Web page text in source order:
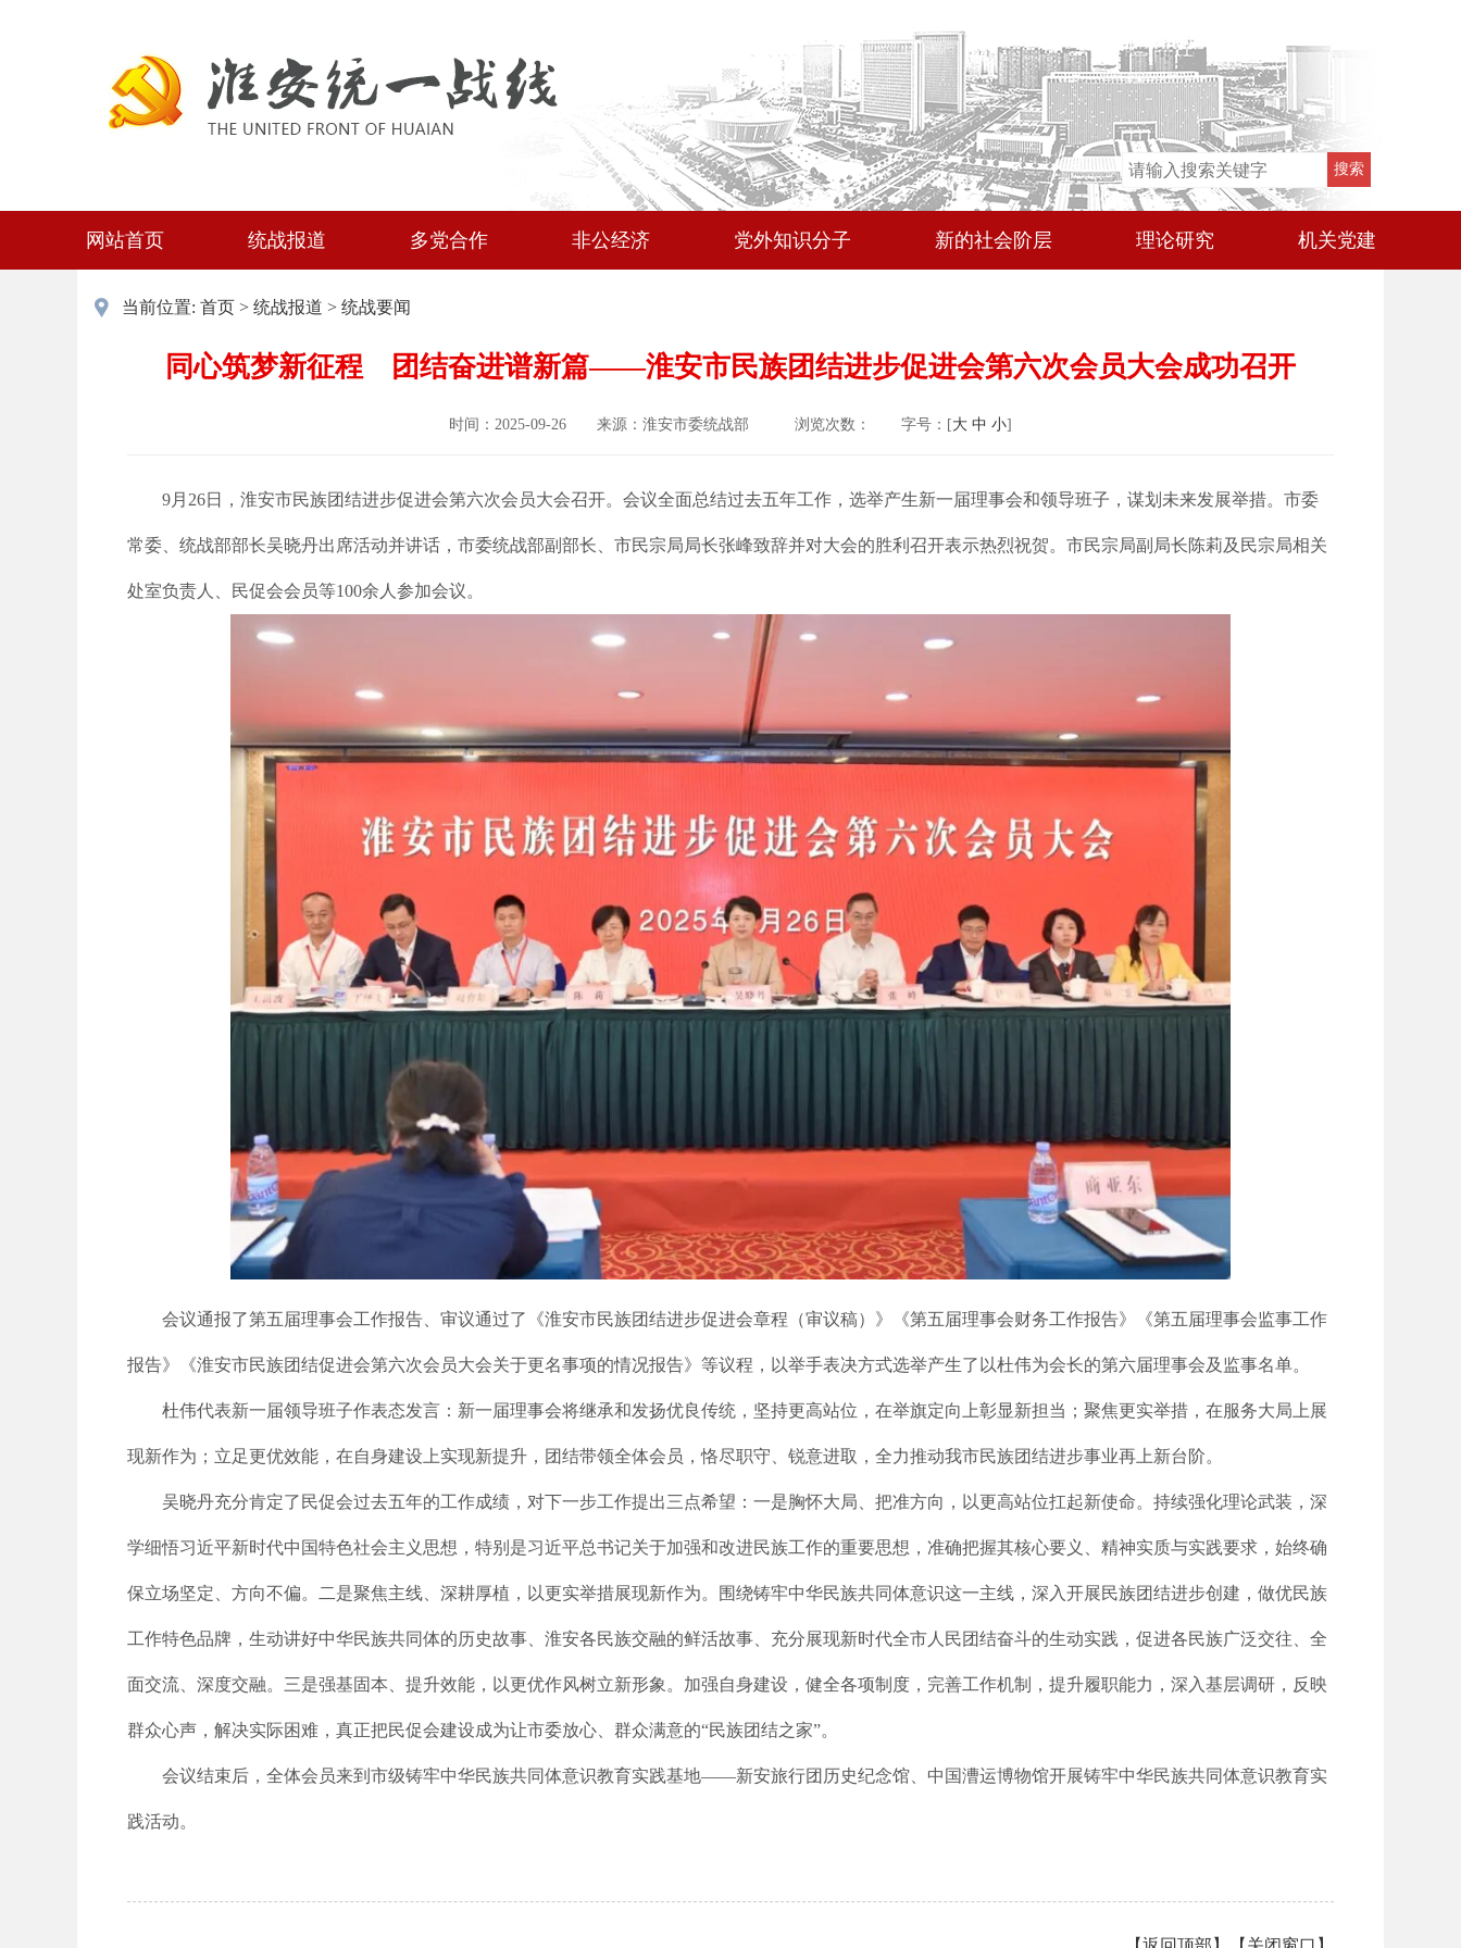
网站首页 统战报道 多党合作 非公经济 党外知识分子 新的社会阶层 理论研究 机关党建
当前位置: 首页 > 统战报道 > 统战要闻
同心筑梦新征程 团结奋进谱新篇——淮安市民族团结进步促进会第六次会员大会成功召开
时间：2025-09-26 来源：淮安市委统战部 浏览次数： 字号：[大 中 小]
9月26日，淮安市民族团结进步促进会第六次会员大会召开。会议全面总结过去五年工作，选举产生新一届理事会和领导班子，谋划未来发展举措。市委
常委、统战部部长吴晓丹出席活动并讲话，市委统战部副部长、市民宗局局长张峰致辞并对大会的胜利召开表示热烈祝贺。市民宗局副局长陈莉及民宗局相关
处室负责人、民促会会员等100余人参加会议。
会议通报了第五届理事会工作报告、审议通过了《淮安市民族团结进步促进会章程（审议稿）》《第五届理事会财务工作报告》《第五届理事会监事工作
报告》《淮安市民族团结促进会第六次会员大会关于更名事项的情况报告》等议程，以举手表决方式选举产生了以杜伟为会长的第六届理事会及监事名单。
杜伟代表新一届领导班子作表态发言：新一届理事会将继承和发扬优良传统，坚持更高站位，在举旗定向上彰显新担当；聚焦更实举措，在服务大局上展
现新作为；立足更优效能，在自身建设上实现新提升，团结带领全体会员，恪尽职守、锐意进取，全力推动我市民族团结进步事业再上新台阶。
吴晓丹充分肯定了民促会过去五年的工作成绩，对下一步工作提出三点希望：一是胸怀大局、把准方向，以更高站位扛起新使命。持续强化理论武装，深
学细悟习近平新时代中国特色社会主义思想，特别是习近平总书记关于加强和改进民族工作的重要思想，准确把握其核心要义、精神实质与实践要求，始终确
保立场坚定、方向不偏。二是聚焦主线、深耕厚植，以更实举措展现新作为。围绕铸牢中华民族共同体意识这一主线，深入开展民族团结进步创建，做优民族
工作特色品牌，生动讲好中华民族共同体的历史故事、淮安各民族交融的鲜活故事、充分展现新时代全市人民团结奋斗的生动实践，促进各民族广泛交往、全
面交流、深度交融。三是强基固本、提升效能，以更优作风树立新形象。加强自身建设，健全各项制度，完善工作机制，提升履职能力，深入基层调研，反映
群众心声，解决实际困难，真正把民促会建设成为让市委放心、群众满意的“民族团结之家”。
会议结束后，全体会员来到市级铸牢中华民族共同体意识教育实践基地——新安旅行团历史纪念馆、中国漕运博物馆开展铸牢中华民族共同体意识教育实
践活动。